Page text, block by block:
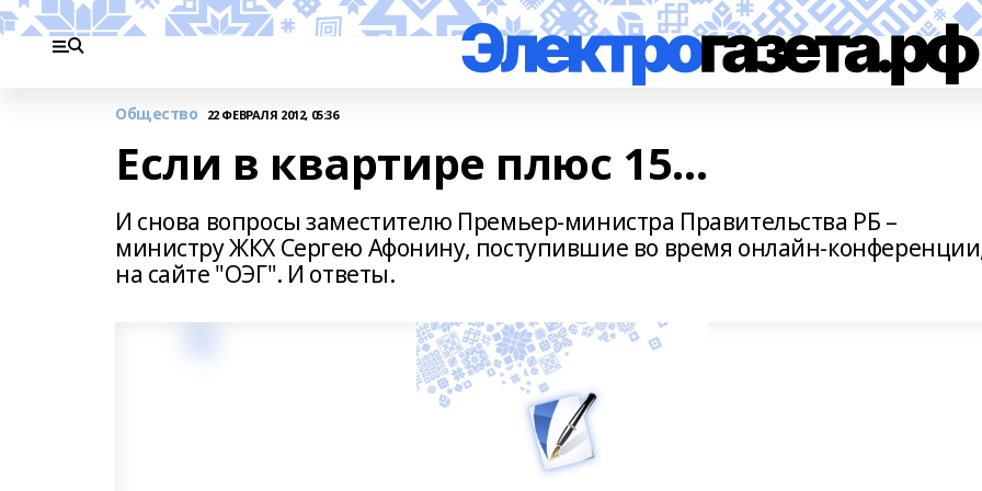
Общество 22 ФЕВРАЛЯ 2012, 05:36
Если в квартире плюс 15…
И снова вопросы заместителю Премьер-министра Правительства РБ –
министру ЖКХ Сергею Афонину, поступившие во время онлайн-
на сайте "ОЭГ". И ответы.